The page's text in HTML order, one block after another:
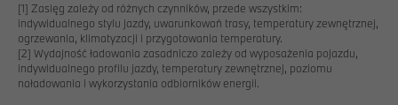
[1] Zasięg zależy od różnych czynników, przede wszystkim:
indywidualnego stylu jazdy, uwarunkowań trasy, temperatury zewnętrznej,
ogrzewania, klimatyzacji i przygotowania temperatury.
[2] Wydajność ładowania zasadniczo zależy od wyposażenia pojazdu,
indywidualnego profilu jazdy, temperatury zewnętrznej, poziomu
naładowania i wykorzystania odbiorników energii.